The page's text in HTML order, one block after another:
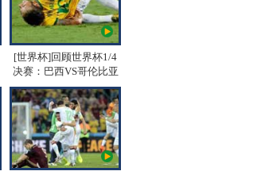
[世界杯]回顾世界杯1/4
决赛：巴西VS哥伦比亚